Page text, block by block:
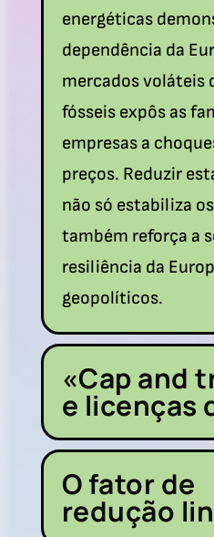
energéticas
dependência da
mercados voláteis
fósseis expôs as
empresas a
preços. Reduzir
não só estabiliza
também reforça a
resiliência da
geopolíticos.
«Cap and
e licenças
O fator de
redução